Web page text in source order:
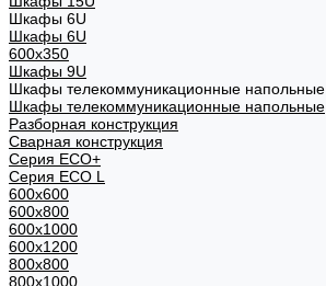
Шкафы 6U
Шкафы 6U
600x350
Шкафы 9U
Шкафы телекоммуникационные напольные
Шкафы телекоммуникационные напольные
Разборная конструкция
Сварная конструкция
Серия ECO+
Серия ECO L
600x600
600x800
600х1000
600х1200
800x800
800х1000